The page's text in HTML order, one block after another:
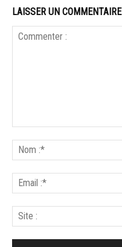
LAISSER UN COMMENTAIRE